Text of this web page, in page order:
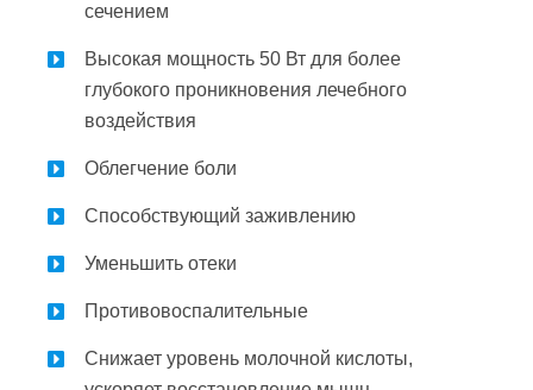
сечением
Высокая мощность 50 Вт для более
глубокого проникновения лечебного
воздействия
Облегчение боли
Способствующий заживлению
Уменьшить отеки
Противовоспалительные
Снижает уровень молочной кислоты,